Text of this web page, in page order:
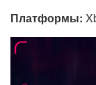
Платформы: